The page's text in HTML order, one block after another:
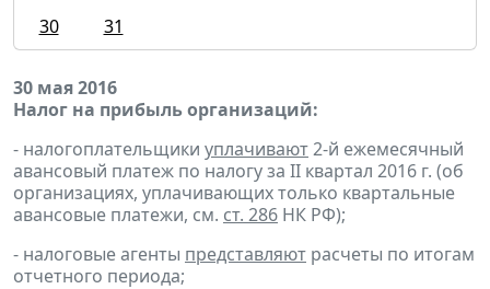
30
31
30 мая 2016
Налог на прибыль организаций:
- налогоплательщики уплачивают2-й ежемесячный
авансовый платеж по налогу за II квартал 2016 г. (об
организациях, уплачивающих только квартальные
авансовые платежи, см. ст. 286 НК РФ);
- налоговые агенты представляют расчеты по итогам
отчетного периода;